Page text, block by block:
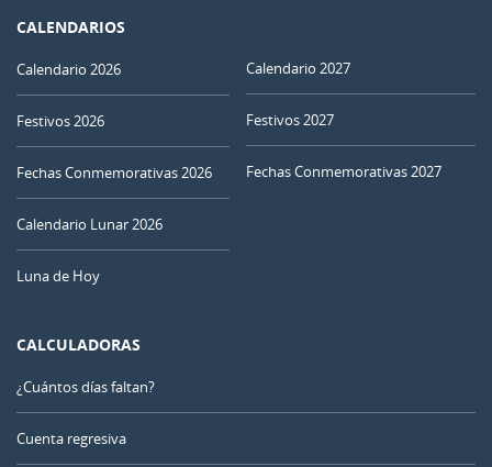
CALENDARIOS
Calendario 2026
Festivos 2026
Fechas Conmemorativas 2026
Calendario Lunar 2026
Luna de Hoy
Calendario 2027
Festivos 2027
Fechas Conmemorativas 2027
CALCULADORAS
¿Cuántos días faltan?
Cuenta regresiva